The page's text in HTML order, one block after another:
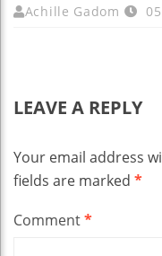
Achille Gadom
LEAVE A REPLY
Your email address
fields are marked *
Comment*